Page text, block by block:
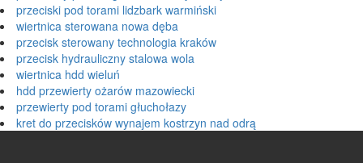
przeciski pod torami lidzbark warmiński
wiertnica sterowana nowa dęba
przecisk sterowany technologia kraków
przecisk hydrauliczny stalowa wola
wiertnica hdd wieluń
hdd przewierty ożarów mazowiecki
przewierty pod torami głuchołazy
kret do przecisków wynajem kostrzyn nad odrą